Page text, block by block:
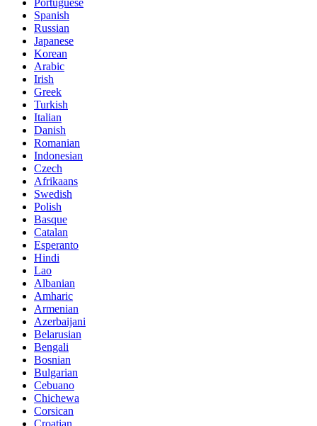
Portuguese
Spanish
Russian
Japanese
Korean
Arabic
Irish
Greek
Turkish
Italian
Danish
Romanian
Indonesian
Czech
Afrikaans
Swedish
Polish
Basque
Catalan
Esperanto
Hindi
Lao
Albanian
Amharic
Armenian
Azerbaijani
Belarusian
Bengali
Bosnian
Bulgarian
Cebuano
Chichewa
Corsican